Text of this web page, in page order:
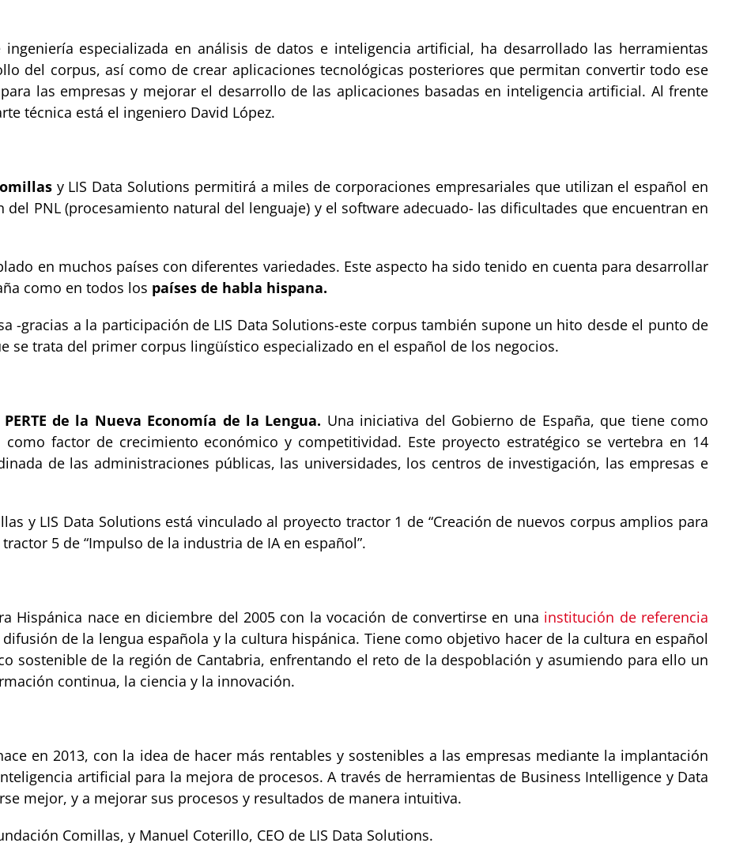
ingeniería especializada en análisis de datos e inteligencia artificial, ha desarrollado las herramientas
del corpus, así como de crear aplicaciones tecnológicas posteriores que permitan convertir todo ese
las empresas y mejorar el desarrollo de las aplicaciones basadas en inteligencia artificial. Al frente
técnica está el ingeniero David López.
y LIS Data Solutions permitirá a miles de corporaciones empresariales que utilizan el español en
PNL (procesamiento natural del lenguaje) y el software adecuado- las dificultades que encuentran en
en muchos países con diferentes variedades. Este aspecto ha sido tenido en cuenta para desarrollar
como en todos los países de habla hispana.
-gracias a la participación de LIS Data Solutions-este corpus también supone un hito desde el punto de
se trata del primer corpus lingüístico especializado en el español de los negocios.
de la Nueva Economía de la Lengua. Una iniciativa del Gobierno de España, que tiene como
factor de crecimiento económico y competitividad. Este proyecto estratégico se vertebra en 14
de las administraciones públicas, las universidades, los centros de investigación, las empresas e
y LIS Data Solutions está vinculado al proyecto tractor 1 de “Creación de nuevos corpus amplios para
5 de “Impulso de la industria de IA en español”.
Hispánica nace en diciembre del 2005 con la vocación de convertirse en una institución de referencia
de la lengua española y la cultura hispánica. Tiene como objetivo hacer de la cultura en español
sostenible de la región de Cantabria, enfrentando el reto de la despoblación y asumiendo para ello un
continua, la ciencia y la innovación.
en 2013, con la idea de hacer más rentables y sostenibles a las empresas mediante la implantación
artificial para la mejora de procesos. A través de herramientas de Business Intelligence y Data
mejor, y a mejorar sus procesos y resultados de manera intuitiva.
Comillas, y Manuel Coterillo, CEO de LIS Data Solutions.